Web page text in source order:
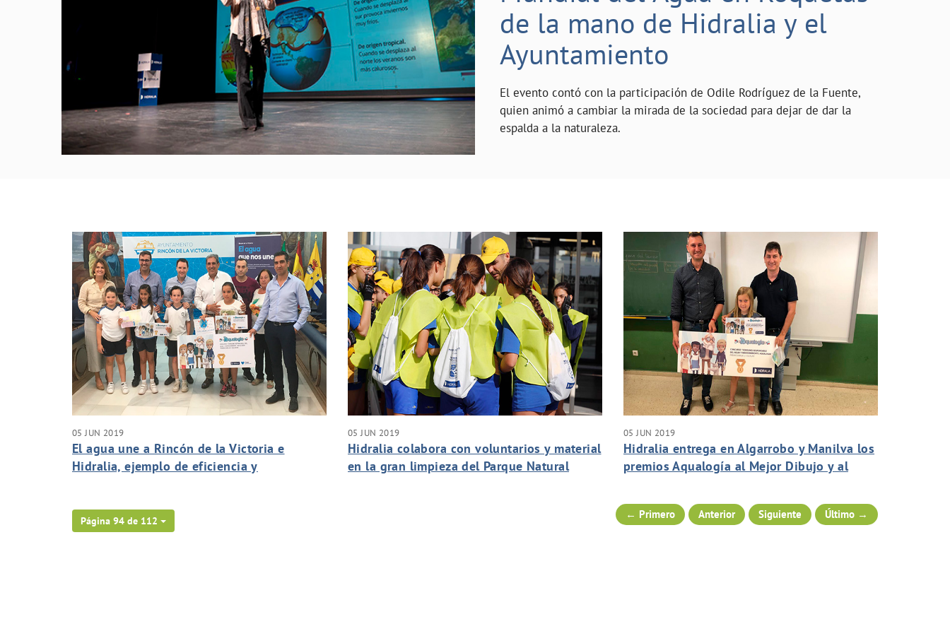
de la mano de Hidralia y el
Ayuntamiento
El evento contó con la participación de Odile Rodríguez de la Fuente,
quien animó a cambiar la mirada de la sociedad para dejar de dar la
espalda a la naturaleza.
05 JUN 2019
El agua une a Rincón de la Victoria e
Hidralia, ejemplo de eficiencia y
05 JUN 2019
Hidralia colabora con voluntarios y material
en la gran limpieza del Parque Natural
05 JUN 2019
Hidralia entrega en Algarrobo y Manilva los
premios Aqualogía al Mejor Dibujo y al
agua
Página 94 de 112
← Primero Anterior Siguiente Último →